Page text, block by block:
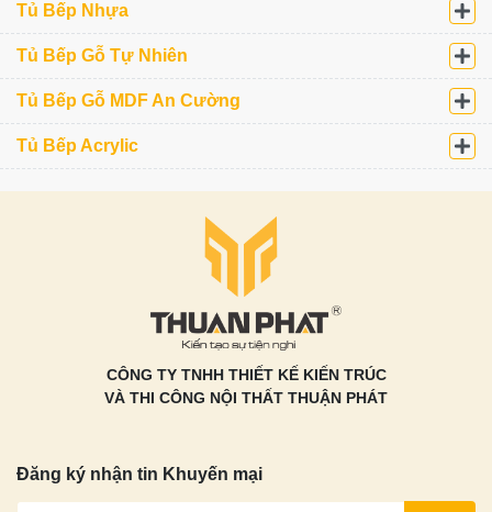
Tủ Bếp Nhựa
Tủ Bếp Gỗ Tự Nhiên
Tủ Bếp Gỗ MDF An Cường
Tủ Bếp Acrylic
CÔNG TY TNHH THIẾT KẾ KIẾN TRÚC
VÀ THI CÔNG NỘI THẤT THUẬN PHÁT
Đăng ký nhận tin Khuyến mại
×
Đăng ký khảo sát – Thiết
Loại tủ bếp quan tâm?